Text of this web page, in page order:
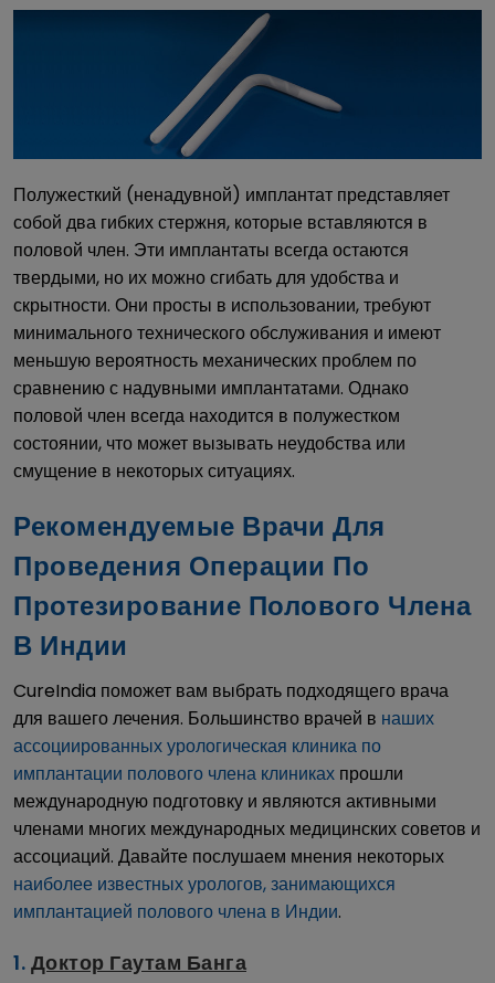
Полужесткий (ненадувной) имплантат представляет
собой два гибких стержня, которые вставляются в
половой член. Эти имплантаты всегда остаются
твердыми, но их можно сгибать для удобства и
скрытности. Они просты в использовании, требуют
минимального технического обслуживания и имеют
меньшую вероятность механических проблем по
сравнению с надувными имплантатами. Однако
половой член всегда находится в полужестком
состоянии, что может вызывать неудобства или
смущение в некоторых ситуациях.
Рекомендуемые Врачи Для
Проведения Операции По
Протезирование Полового Члена
В Индии
CureIndia поможет вам выбрать подходящего врача
для вашего лечения. Большинство врачей в наших
ассоциированных урологическая клиника по
имплантации полового члена клиниках прошли
международную подготовку и являются активными
членами многих международных медицинских советов и
ассоциаций. Давайте послушаем мнения некоторых
наиболее известных урологов, занимающихся
имплантацией полового члена в Индии.
1. Доктор Гаутам Банга